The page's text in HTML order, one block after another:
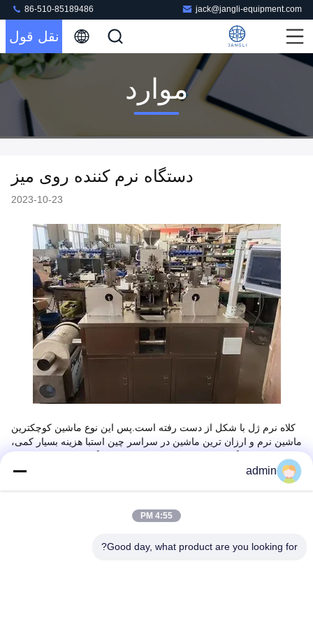
jack@jangli-equipment.com
86-510-85189486
نقل قول
موارد
دستگاه نرم کننده روی میز
2023-10-23
کلاه نرم ژل با شکل از دست رفته است.پس اين نوع ماشين کوچکترين
ماشين نرم و ارزان ترين ماشين در سراسر چين استبا هزینه بسیار کمی،
کنند.
شما می توانید اطلاعات بیشتری در مورد آن بپرسید.
admin
4:55 PM
Good day, what product are you looking for?